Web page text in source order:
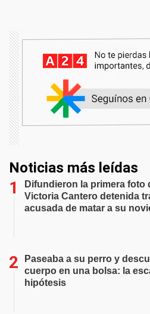
Noticias más leídas
Difundieron la primera foto
Victoria Cantero detenida
acusada de matar a su
Paseaba a su perro y
cuerpo en una bolsa: la
hipótesis